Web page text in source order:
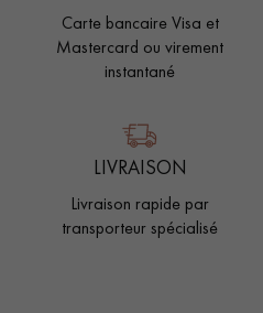
Carte bancaire Visa et
Mastercard ou virement
instantané
LIVRAISON
Livraison rapide par
transporteur spécialisé